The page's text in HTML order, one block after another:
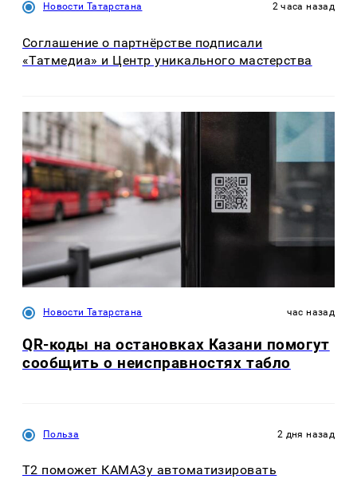
Новости Татарстана 2 часа назад
Соглашение о партнёрстве подписали
«Татмедиа» и Центр уникального мастерства
Новости Татарстана час назад
QR-коды на остановках Казани помогут
сообщить о неисправностях табло
Польза 2 дня назад
T2 поможет КАМАЗу автоматизировать